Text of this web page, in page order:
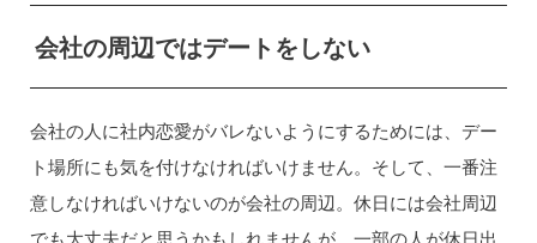
会社の周辺ではデートをしない
会社の人に社内恋愛がバレないようにするためには、デー
ト場所にも気を付けなければいけません。そして、一番注
意しなければいけないのが会社の周辺。休日には会社周辺
でも大丈夫だと思うかもしれませんが、一部の人が休日出